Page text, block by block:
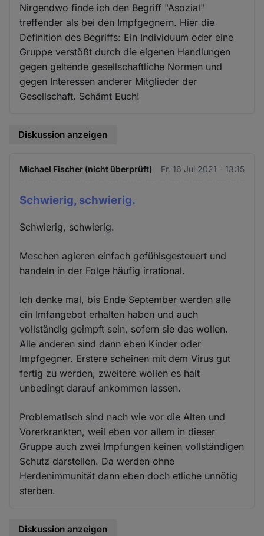
Nirgendwo finde ich den Begriff "Asozial"
treffender als bei den Impfgegnern. Hier die
Definition des Begriffs: Ein Individuum oder eine
Gruppe verstößt durch die eigenen Handlungen
gegen geltende gesellschaftliche Normen und
gegen Interessen anderer Mitglieder der
Gesellschaft. Schämt Euch!
Diskussion anzeigen
Michael Fischer (nicht überprüft) Fr. 16 Jul 2021 - 13:15
Schwierig, schwierig.
Schwierig, schwierig.
Meschen agieren einfach gefühlsgesteuert und
handeln in der Folge häufig irrational.
Ich denke mal, bis Ende September werden alle
ein Imfangebot erhalten haben und auch
vollständig geimpft sein, sofern sie das wollen.
Alle anderen sind dann eben Kinder oder
Impfgegner. Erstere scheinen mit dem Virus gut
fertig zu werden, zweitere wollen es halt
unbedingt darauf ankommen lassen.
Problematisch sind nach wie vor die Alten und
Vorerkrankten, weil eben vor allem in dieser
Gruppe auch zwei Impfungen keinen vollständigen
Schutz darstellen. Da werden ohne
Herdenimmunität dann eben doch etliche unnötig
sterben.
Diskussion anzeigen